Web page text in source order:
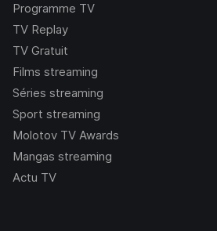
Programme TV
TV Replay
TV Gratuit
Films streaming
Séries streaming
Sport streaming
Molotov TV Awards
Mangas streaming
Actu TV